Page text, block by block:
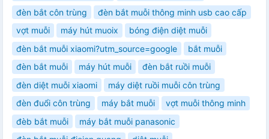
đèn bắt côn trùng
đèn bắt muỗi thông minh usb cao cấp
vợt muỗi
máy hút muoix
bóng điện diệt muỗi
đèn bắt muỗi xiaomi?utm_source=google
bắt muỗi
đèn bắt muỗi
máy hút muỗi
đèn bắt ruồi muỗi
đèn diệt muỗi xiaomi
máy diệt ruồi muỗi côn trùng
đèn đuổi côn trùng
máy bắt muỗi
vợt muỗi thông minh
đèb bắt muỗi
máy bắt muỗi panasonic